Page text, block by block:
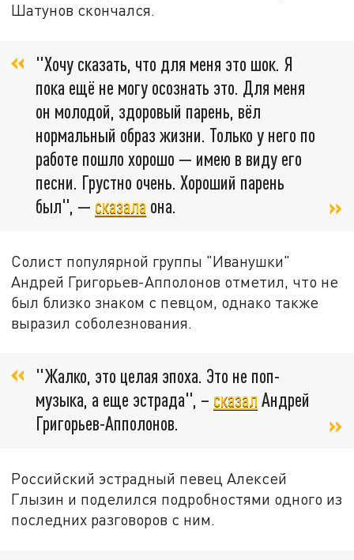
Шатунов скончался.
"Хочу сказать, что для меня это шок. Я
пока ещё не могу осознать это. Для меня
он молодой, здоровый парень, вёл
нормальный образ жизни. Только у него по
работе пошло хорошо — имею в виду его
песни. Грустно очень. Хороший парень
был", — сказала она.
Солист популярной группы "Иванушки"
Андрей Григорьев-Апполонов отметил, что не
был близко знаком с певцом, однако также
выразил соболезнования.
"Жалко, это целая эпоха. Это не поп-
музыка, а еще эстрада", – сказал Андрей
Григорьев-Апполонов.
Российский эстрадный певец Алексей
Глызин и поделился подробностями одного из
последних разговоров с ним.